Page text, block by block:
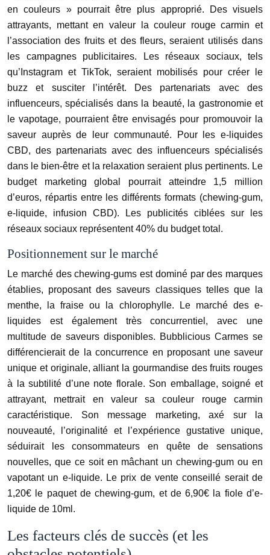
en couleurs » pourrait être plus approprié. Des visuels
attrayants, mettant en valeur la couleur rouge carmin et
l’association des fruits et des fleurs, seraient utilisés dans
les campagnes publicitaires. Les réseaux sociaux, tels
qu’Instagram et TikTok, seraient mobilisés pour créer le
buzz et susciter l’intérêt. Des partenariats avec des
influenceurs, spécialisés dans la beauté, la gastronomie et
le vapotage, pourraient être envisagés pour promouvoir la
saveur auprès de leur communauté. Pour les e-liquides
CBD, des partenariats avec des influenceurs spécialisés
dans le bien-être et la relaxation seraient plus pertinents. Le
budget marketing global pourrait atteindre 1,5 million
d’euros, répartis entre les différents formats (chewing-gum,
e-liquide, infusion CBD). Les publicités ciblées sur les
réseaux sociaux représentent 40% du budget total.
Positionnement sur le marché
Le marché des chewing-gums est dominé par des marques
établies, proposant des saveurs classiques telles que la
menthe, la fraise ou la chlorophylle. Le marché des e-
liquides est également très concurrentiel, avec une
multitude de saveurs disponibles. Bubblicious Carmes se
différencierait de la concurrence en proposant une saveur
unique et originale, alliant la gourmandise des fruits rouges
à la subtilité d’une note florale. Son emballage, soigné et
attrayant, mettrait en valeur sa couleur rouge carmin
caractéristique. Son message marketing, axé sur la
nouveauté, l’originalité et l’expérience gustative unique,
séduirait les consommateurs en quête de sensations
nouvelles, que ce soit en mâchant un chewing-gum ou en
vapotant un e-liquide. Le prix de vente conseillé serait de
1,20€ le paquet de chewing-gum, et de 6,90€ la fiole d’e-
liquide de 10ml.
Les facteurs clés de succès (et les